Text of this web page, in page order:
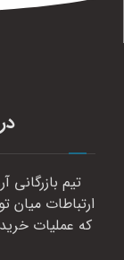
تیم
ارتباطات میان
که عملیات